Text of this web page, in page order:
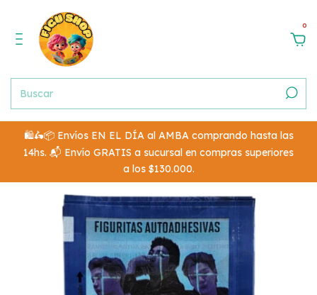
0
🛍️🛵📦 Envíos EN EL DÍA al AMBA comprando hasta las
14hs. 📬 Envío GRATIS a sucursal en compras superiores
a los $130.000.